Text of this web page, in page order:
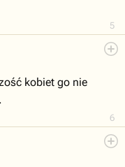
5
6
kobiet go nie